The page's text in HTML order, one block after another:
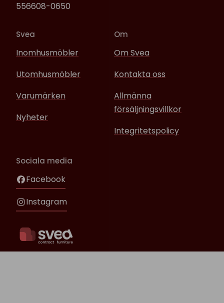
556608-0650
Svea
Inomhusmöbler
Utomhusmöbler
Varumärken
Nyheter
Om
Om Svea
Kontakta oss
Allmänna
försäljningsvillkor
Integritetspolicy
Sociala media
Facebook
Instagram